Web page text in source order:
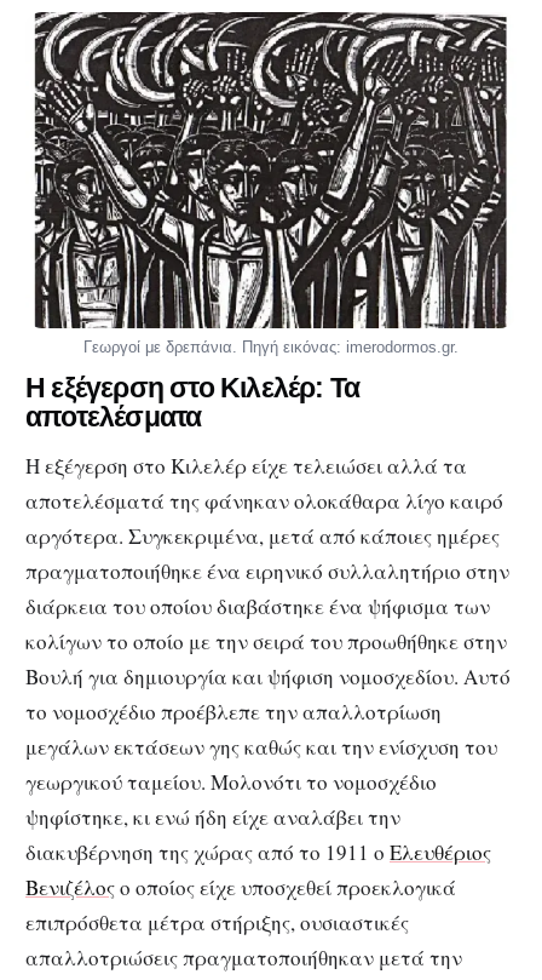
Γεωργοί με δρεπάνια. Πηγή εικόνας: imerodormos.gr.
Η εξέγερση στο Κιλελέρ: Τα
αποτελέσματα
Η εξέγερση στο Κιλελέρ είχε τελειώσει αλλά τα
αποτελέσματά της φάνηκαν ολοκάθαρα λίγο καιρό
αργότερα. Συγκεκριμένα, μετά από κάποιες ημέρες
πραγματοποιήθηκε ένα ειρηνικό συλλαλητήριο στην
διάρκεια του οποίου διαβάστηκε ένα ψήφισμα των
κολίγων το οποίο με την σειρά του προωθήθηκε στην
Βουλή για δημιουργία και ψήφιση νομοσχεδίου. Αυτό
το νομοσχέδιο προέβλεπε την απαλλοτρίωση
μεγάλων εκτάσεων γης καθώς και την ενίσχυση του
γεωργικού ταμείου. Μολονότι το νομοσχέδιο
ψηφίστηκε, κι ενώ ήδη είχε αναλάβει την
διακυβέρνηση της χώρας από το 1911 ο Ελευθέριος
Βενιζέλοςο οποίος είχε υποσχεθεί προεκλογικά
επιπρόσθετα μέτρα στήριξης, ουσιαστικές
απαλλοτριώσεις πραγματοποιήθηκαν μετά την